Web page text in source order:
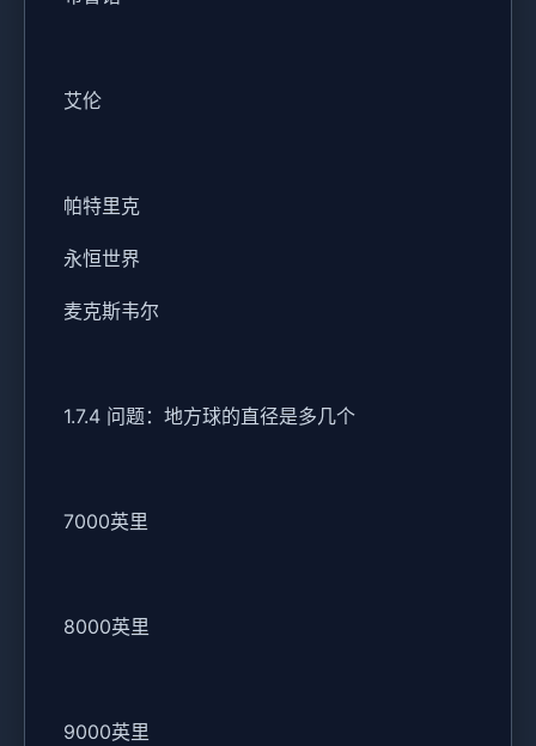
艾伦
帕特里克
永恒世界
麦克斯韦尔
1.7.4 问题：地方球的直径是多几个
7000英里
8000英里
9000英里